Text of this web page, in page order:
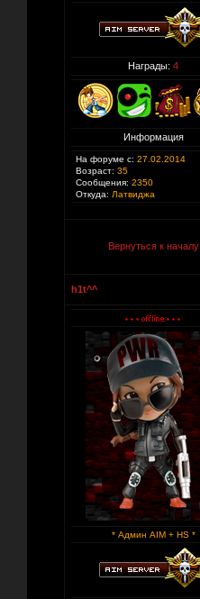
Награды: 4
Информация
На форуме с: 27.02.2014
Возраст: 35
Сообщения: 2350
Откуда: Латвиджа
Вернуться к началу
h1t^^
* Админ AIM + HS *